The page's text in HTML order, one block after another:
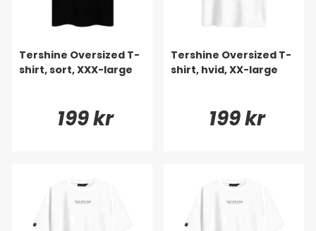
Tershine Oversized T-
shirt, sort, XXX-large
199 kr
Tershine Oversized T-
shirt, hvid, XX-large
199 kr